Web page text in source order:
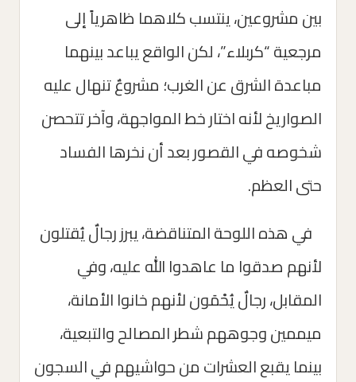
بين مشروعين، ينتسب كلاهما ظاهرياً إلى
مرجعية “كربلاء”، لكن الواقع يباعد بينهما
مباعدة الشرق عن الغرب؛ مشروعٌ تنهال عليه
الصواريخ لأنه اختار خط المواجهة، وآخر تتحصن
شخوصه في القصور بعد أن نخرها الفساد
حتى العظم.
في هذه اللوحة المتناقضة، يبرز رجالٌ يُقتلون
لأنهم صدقوا ما عاهدوا الله عليه، وفي
المقابل، رجالٌ يُحْمَون لأنهم خانوا الأمانة،
ميممين وجوههم شطر المصالح والتبعية،
بينما يقبع العشرات من حواشيهم في السجون